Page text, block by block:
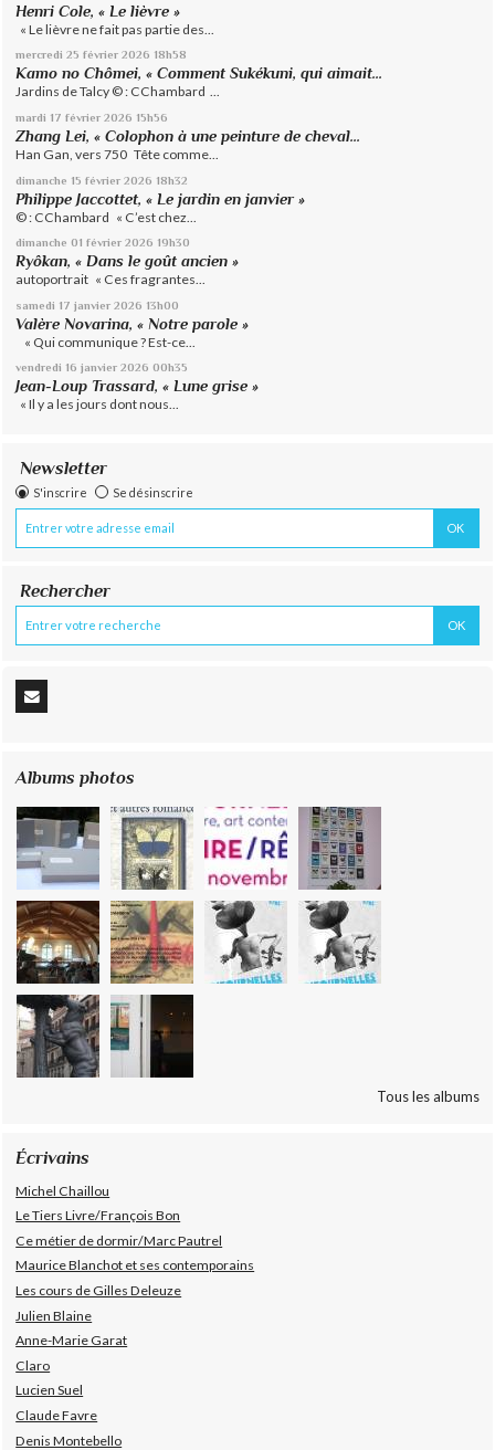
Henri Cole, « Le lièvre »
« Le lièvre ne fait pas partie des...
mercredi 25 février 2026 18h58
Kamo no Chômei, « Comment Sukékuni, qui aimait...
Jardins de Talcy © : CChambard ...
mardi 17 février 2026 15h56
Zhang Lei, « Colophon à une peinture de cheval...
Han Gan, vers 750 Tête comme...
dimanche 15 février 2026 18h32
Philippe Jaccottet, « Le jardin en janvier »
© : CChambard « C’est chez...
dimanche 01 février 2026 19h30
Ryôkan, « Dans le goût ancien »
autoportrait « Ces fragrantes...
samedi 17 janvier 2026 13h00
Valère Novarina, « Notre parole »
« Qui communique ? Est-ce...
vendredi 16 janvier 2026 00h35
Jean-Loup Trassard, « Lune grise »
« Il y a les jours dont nous...
Newsletter
S'inscrire Se désinscrire
Rechercher
Albums photos
Tous les albums
Écrivains
Michel Chaillou
Le Tiers Livre/François Bon
Ce métier de dormir/Marc Pautrel
Maurice Blanchot et ses contemporains
Les cours de Gilles Deleuze
Julien Blaine
Anne-Marie Garat
Claro
Lucien Suel
Claude Favre
Denis Montebello